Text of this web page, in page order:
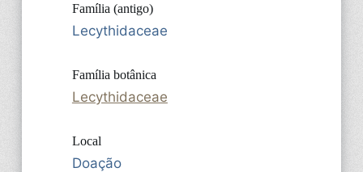
Família (antigo)
Lecythidaceae
Família botânica
Lecythidaceae
Local
Doação